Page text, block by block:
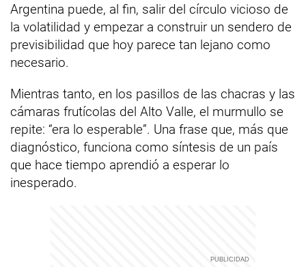
Argentina puede, al fin, salir del círculo vicioso de
la volatilidad y empezar a construir un sendero de
previsibilidad que hoy parece tan lejano como
necesario.
Mientras tanto, en los pasillos de las chacras y las
cámaras frutícolas del Alto Valle, el murmullo se
repite: “era lo esperable”. Una frase que, más que
diagnóstico, funciona como síntesis de un país
que hace tiempo aprendió a esperar lo
inesperado.